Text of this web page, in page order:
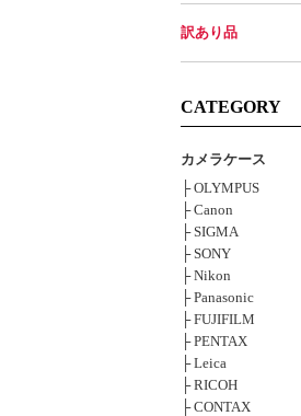
訳あり品
CATEGORY
カメラケース
├ OLYMPUS
├ Canon
├ SIGMA
├ SONY
├ Nikon
├ Panasonic
├ FUJIFILM
├ PENTAX
├ Leica
├ RICOH
├ CONTAX